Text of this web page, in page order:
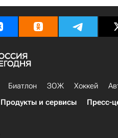
Биатлон ЗОЖ Хоккей
Продукты и сервисы Пресс-